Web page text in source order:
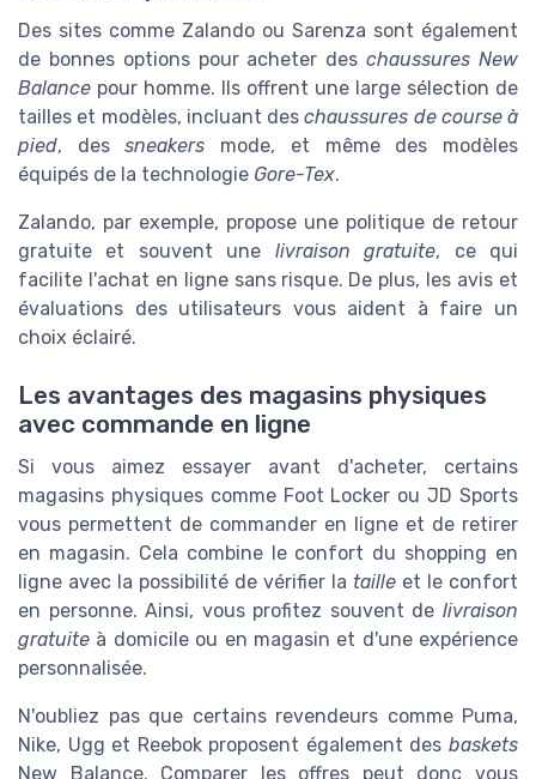
Des sites comme Zalando ou Sarenza sont également
de bonnes options pour acheter deschaussures New
Balance pour homme. Ils offrent une large sélection de
tailles et modèles, incluant deschaussures de course à
pied, dessneakers mode, et même des modèles
équipés de la technologie Gore-Tex.
Zalando, par exemple, propose une politique de retour
gratuite et souvent une livraison gratuite, ce qui
facilite l'achat en ligne sans risque. De plus, les avis et
évaluations des utilisateurs vous aident à faire un
choix éclairé.
Les avantages des magasins physiques
avec commande en ligne
Si vous aimez essayer avant d'acheter, certains
magasins physiques comme Foot Locker ou JD Sports
vous permettent de commander en ligne et de retirer
en magasin. Cela combine le confort du shopping en
ligne avec la possibilité de vérifier la taille et le confort
en personne. Ainsi, vous profitez souvent de livraison
gratuite à domicile ou en magasin et d'une expérience
personnalisée.
N'oubliez pas que certains revendeurs comme Puma,
Nike, Ugg et Reebok proposent également des baskets
New Balance. Comparer les offres peut donc vous